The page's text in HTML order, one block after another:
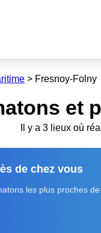
> Fresnoy-Folny
et
Il y a 3 lieux où
de chez vous
les plus proches